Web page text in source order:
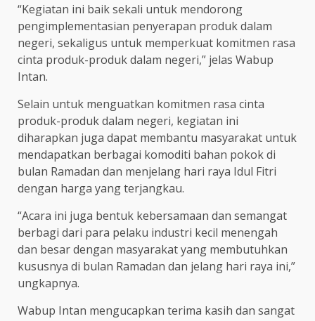
“Kegiatan ini baik sekali untuk mendorong
pengimplementasian penyerapan produk dalam
negeri, sekaligus untuk memperkuat komitmen rasa
cinta produk-produk dalam negeri,” jelas Wabup
Intan.
Selain untuk menguatkan komitmen rasa cinta
produk-produk dalam negeri, kegiatan ini
diharapkan juga dapat membantu masyarakat untuk
mendapatkan berbagai komoditi bahan pokok di
bulan Ramadan dan menjelang hari raya Idul Fitri
dengan harga yang terjangkau.
“Acara ini juga bentuk kebersamaan dan semangat
berbagi dari para pelaku industri kecil menengah
dan besar dengan masyarakat yang membutuhkan
kususnya di bulan Ramadan dan jelang hari raya ini,”
ungkapnya.
Wabup Intan mengucapkan terima kasih dan sangat